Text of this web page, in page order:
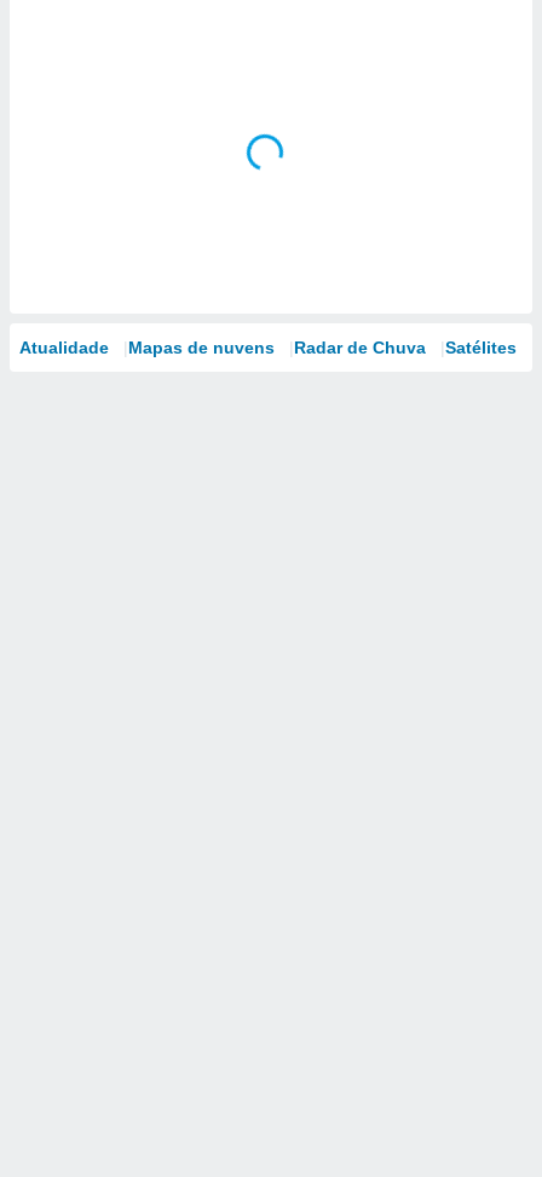
Atualidade Mapas de nuvens Radar de Chuva Satélites